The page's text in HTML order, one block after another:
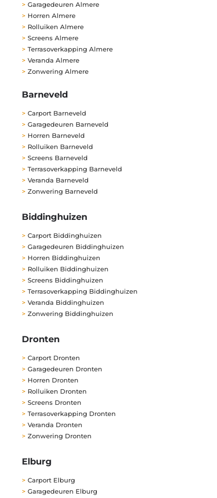
> Garagedeuren Almere
> Horren Almere
> Rolluiken Almere
> Screens Almere
> Terrasoverkapping Almere
> Veranda Almere
> Zonwering Almere
Barneveld
> Carport Barneveld
> Garagedeuren Barneveld
> Horren Barneveld
> Rolluiken Barneveld
> Screens Barneveld
> Terrasoverkapping Barneveld
> Veranda Barneveld
> Zonwering Barneveld
Biddinghuizen
> Carport Biddinghuizen
> Garagedeuren Biddinghuizen
> Horren Biddinghuizen
> Rolluiken Biddinghuizen
> Screens Biddinghuizen
> Terrasoverkapping Biddinghuizen
> Veranda Biddinghuizen
> Zonwering Biddinghuizen
Dronten
> Carport Dronten
> Garagedeuren Dronten
> Horren Dronten
> Rolluiken Dronten
> Screens Dronten
> Terrasoverkapping Dronten
> Veranda Dronten
> Zonwering Dronten
Elburg
> Carport Elburg
> Garagedeuren Elburg